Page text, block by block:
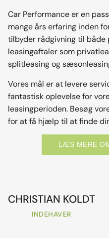
Car Performance er en
mange års erfaring inden
tilbyder rådgivning til både
leasingaftaler som
splitleasing og
Vores mål er at levere
fantastisk oplevelse for
leasingperioden. Besøg
for at få hjælp til at finde
LÆS MERE
CHRISTIAN KOLDT
INDEHAVER